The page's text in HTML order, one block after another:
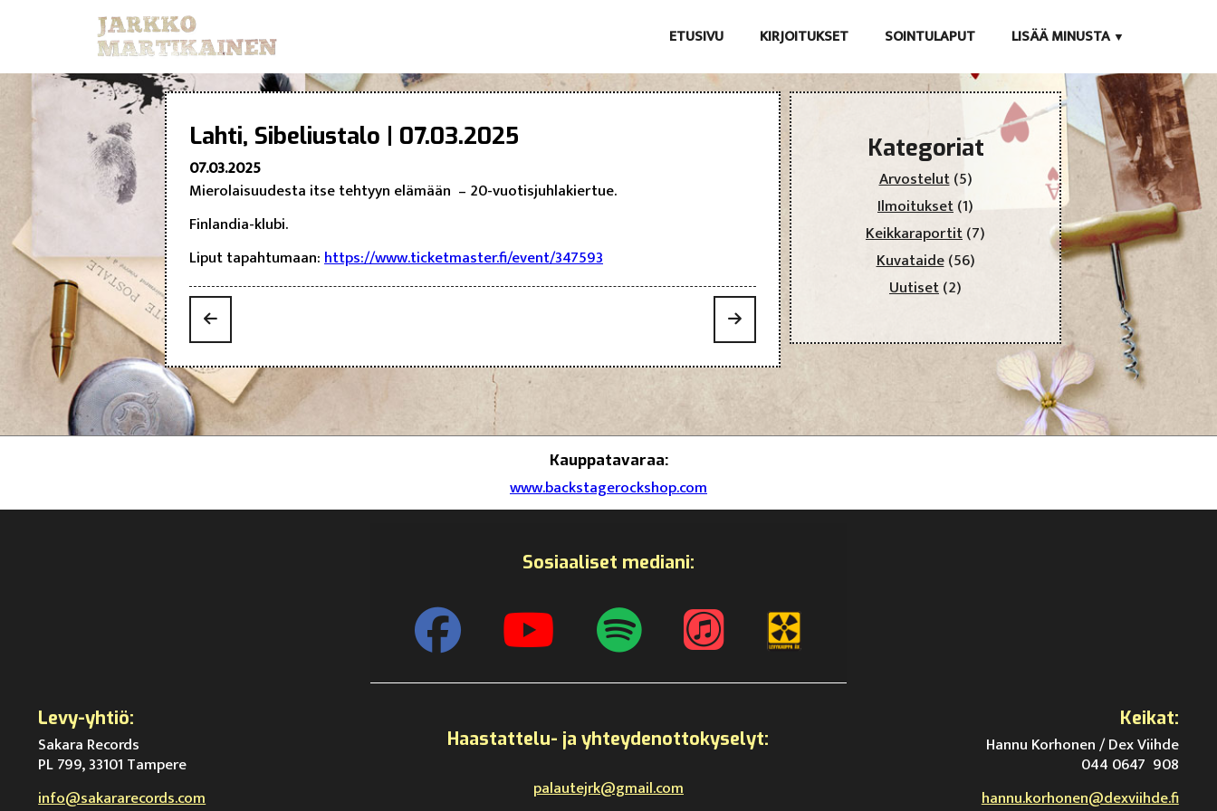
ETUSIVU KIRJOITUKSET SOINTULAPUT LISÄÄ MINUSTA
Lahti, Sibeliustalo | 07.03.2025
07.03.2025
Mierolaisuudesta itse tehtyyn elämään – 20-vuotisjuhlakiertue.
Finlandia-klubi.
Liput tapahtumaan:https://www.ticketmaster.fi/event/347593
Kategoriat
Arvostelut(5)
Ilmoitukset(1)
Keikkaraportit(7)
Kuvataide(56)
Uutiset(2)
Kauppatavaraa:
www.backstagerockshop.com
Sosiaaliset mediani:
Levy-yhtiö:
Sakara Records
PL 799, 33101 Tampere
info@sakararecords.com
Haastattelu- ja yhteydenottokyselyt:
palautejrk@gmail.com
Keikat:
Hannu Korhonen / Dex Viihde
044 0647 908
hannu.korhonen@dexviihde.fi